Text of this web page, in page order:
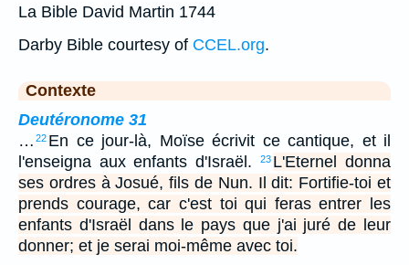
La Bible David Martin 1744
Darby Bible courtesy of CCEL.org.
Contexte
Deutéronome 31
… 22 En ce jour-là, Moïse écrivit ce cantique, et il
l'enseigna aux enfants d'Israël.
23 L'Eternel donna
ses ordres à Josué, fils de Nun. Il dit: Fortifie-toi et
prends courage, car c'est toi qui feras entrer les
enfants d'Israël dans le pays que j'ai juré de leur
donner; et je serai moi-même avec toi.